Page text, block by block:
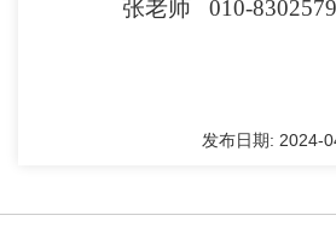
张老师
010-
发布日期: